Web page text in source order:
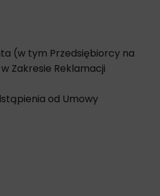
(w tym Przedsiębiorcy na
Zakresie Reklamacji
od Umowy